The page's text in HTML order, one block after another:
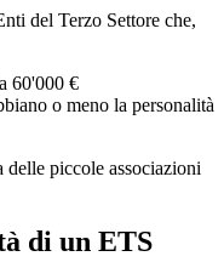
del Terzo Settore che,
60'000 €
o meno la personalità
delle piccole associazioni
di un ETS